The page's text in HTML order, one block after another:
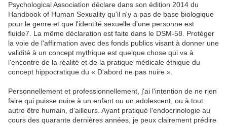
Psychological Association déclare dans son édition 2014 du
Handbook of Human Sexuality qu'il n'y a pas de base biologique
pour le genre et que l'identité sexuelle d'une personne est
fluide7. La même déclaration est faite dans le DSM-58. Protéger
la voie de l'affirmation avec des fonds publics visant à donner une
validité à un concept mythique est quelque chose qui va à
l'encontre de la réalité et de la pratique médicale éthique du
concept hippocratique du « D'abord ne pas nuire ».
Personnellement et professionnellement, j'ai l'intention de ne rien
faire qui puisse nuire à un enfant ou un adolescent, ou à tout
autre être humain, d'ailleurs. Ayant pratiqué l'endocrinologie au
cours des quarante dernières années, je peux clairement prédire